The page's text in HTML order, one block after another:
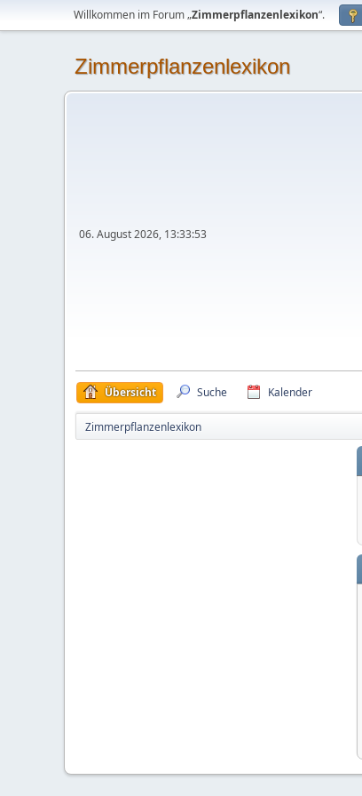
Willkommen im Forum „Zimmerpflanzenlexikon“.
Zimmerpflanzenlexikon
06. August 2026, 13:33:53
Übersicht Suche Kalender
Zimmerpflanzenlexikon